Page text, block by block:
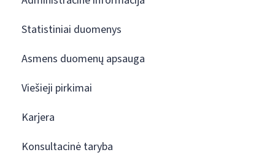
Statistiniai duomenys
Asmens duomenų apsauga
Viešieji pirkimai
Karjera
Konsultacinė taryba